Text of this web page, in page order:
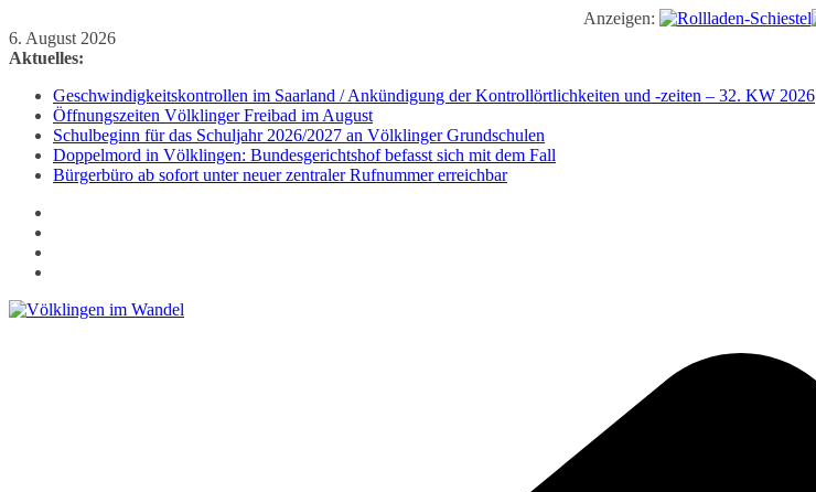
Anzeigen:
Zum
Inhalt
6. August 2026
Aktuelles:
Geschwindigkeitskontrollen im Saarland / Ankündigung der Kontrollörtlichkeiten und -zeiten – 32. KW 2026
Öffnungszeiten Völklinger Freibad im August
Schulbeginn für das Schuljahr 2026/2027 an Völklinger Grundschulen
Doppelmord in Völklingen: Bundesgerichtshof befasst sich mit dem Fall
Bürgerbüro ab sofort unter neuer zentraler Rufnummer erreichbar